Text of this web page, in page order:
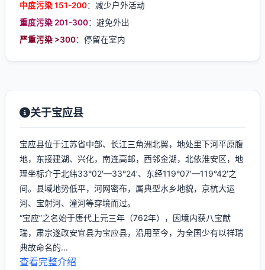
中度污染 151-200：减少户外活动
重度污染 201-300：避免外出
严重污染 >300：停留在室内
关于宝应县
宝应县位于江苏省中部、长江三角洲北翼，地处里下河平原腹
地，东接建湖、兴化，南连高邮，西邻金湖，北依淮安区，地
理坐标介于北纬33°02′—33°24′、东经119°07′—119°42′之
间。县域地势低平，河网密布，属典型水乡地貌，京杭大运
河、宝射河、潼河等穿境而过。
“宝应”之名始于唐代上元三年（762年），因境内获八宝献
瑞，肃宗遂改安宜县为宝应县，沿用至今，为全国少有以祥瑞
典故命名的...
查看完整介绍